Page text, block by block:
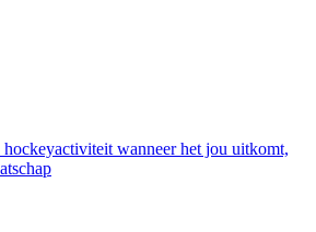
wanneer het jou uitkomt,